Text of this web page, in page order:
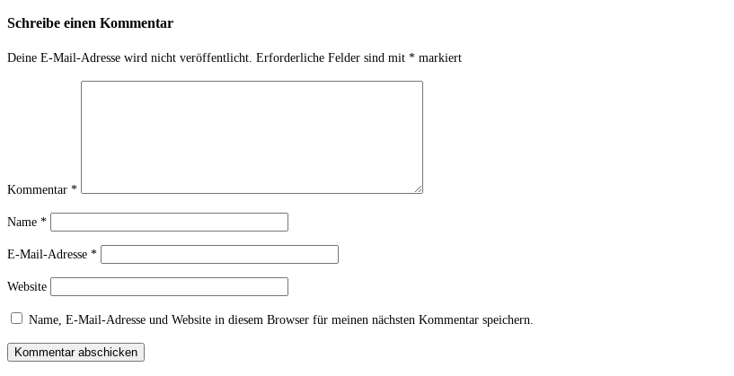
Schreibe einen Kommentar
Deine E-Mail-Adresse wird nicht veröffentlicht. Erforderliche Felder sind mit * markiert
Kommentar *
Name *
E-Mail-Adresse *
Website
Name, E-Mail-Adresse und Website in diesem Browser für meinen nächsten Kommentar speichern.